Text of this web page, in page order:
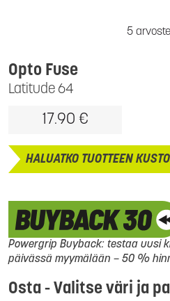
5
Latitude 64
Opto Fuse
17.90 €
HALUATKO TUOTTEEN
Powergrip Buyback: testaa uusi
päivässä myymälään – 50 %
Osta - Valitse väri ja